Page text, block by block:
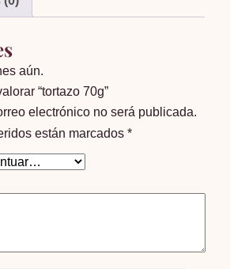
aún.
“tortazo 70g”
electrónico no será publicada.
están marcados*